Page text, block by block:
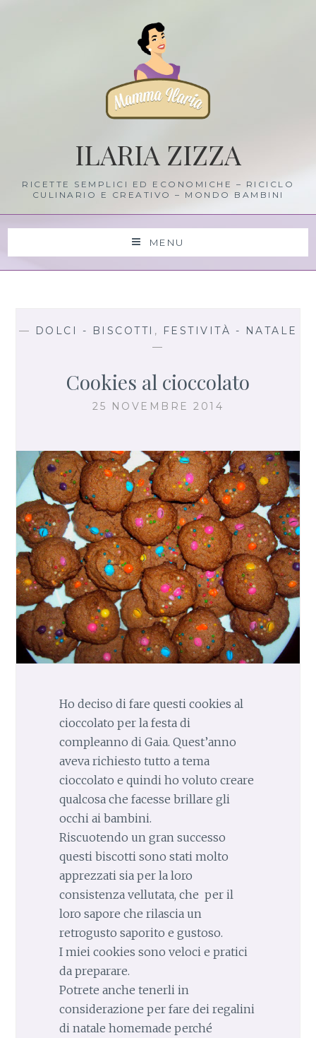
ILARIA ZIZZA
RICETTE SEMPLICI ED ECONOMICHE – RICICLO
CULINARIO E CREATIVO – MONDO BAMBINI
MENU
— DOLCI - BISCOTTI ,
FESTIVITÀ - NATALE
—
Cookies al cioccolato
25 NOVEMBRE 2014
Ho deciso di fare questi cookies al
cioccolato per la festa di
compleanno di Gaia. Quest’anno
aveva richiesto tutto a tema
cioccolato e quindi ho voluto creare
qualcosa che facesse brillare gli
occhi ai bambini.
Riscuotendo un gran successo
questi biscotti sono stati molto
apprezzati sia per la loro
consistenza vellutata, che per il
loro sapore che rilascia un
retrogusto saporito e gustoso.
I miei cookies sono veloci e pratici
da preparare.
Potrete anche tenerli in
considerazione per fare dei regalini
di natale homemade perché